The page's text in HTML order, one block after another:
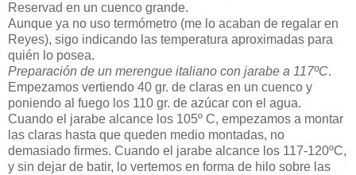
Reservad en un cuenco grande.
Aunque ya no uso termómetro (me lo acaban de regalar en
Reyes), sigo indicando las temperatura aproximadas para
quién lo posea.
Preparación de un merengue italiano con jarabe a 117ºC.
Empezamos vertiendo 40 gr. de claras en un cuenco y
poniendo al fuego los 110 gr. de azúcar con el agua.
Cuando el jarabe alcance los 105º C, empezamos a montar
las claras hasta que queden medio montadas, no
demasiado firmes. Cuando el jarabe alcance los 117-120ºC,
y sin dejar de batir, lo vertemos en forma de hilo sobre las